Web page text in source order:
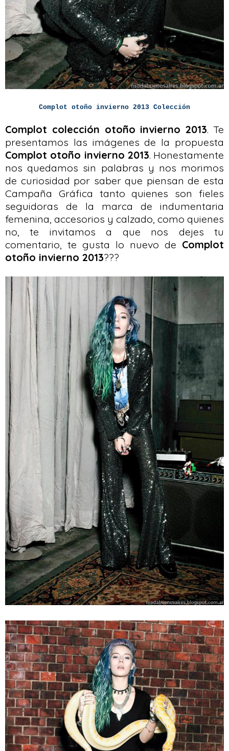
Complot otoño invierno 2013 Colección
Complot colección otoño invierno 2013. Te
presentamos las imágenes de la propuesta
Complot otoño invierno 2013. Honestamente
nos quedamos sin palabras y nos morimos
de curiosidad por saber que piensan de esta
Campaña Gráfica tanto quienes son fieles
seguidoras de la marca de indumentaria
femenina, accesorios y calzado, como quienes
no, te invitamos a que nos dejes tu
comentario, te gusta lo nuevo de Complot
otoño invierno 2013???